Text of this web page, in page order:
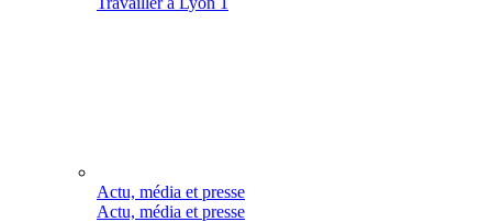
Actu, média et presse
Actu, média et presse